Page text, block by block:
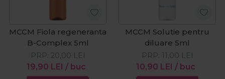
MCCM Fiola regeneranta
B-Complex 5ml
19,90 LEI / buc
PRP: 20,00 LEI
MCCM Solutie pentru
diluare 5ml
10,90 LEI / buc
PRP: 11,00 LEI